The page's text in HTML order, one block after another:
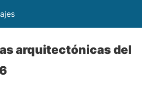
arquitectónicas del